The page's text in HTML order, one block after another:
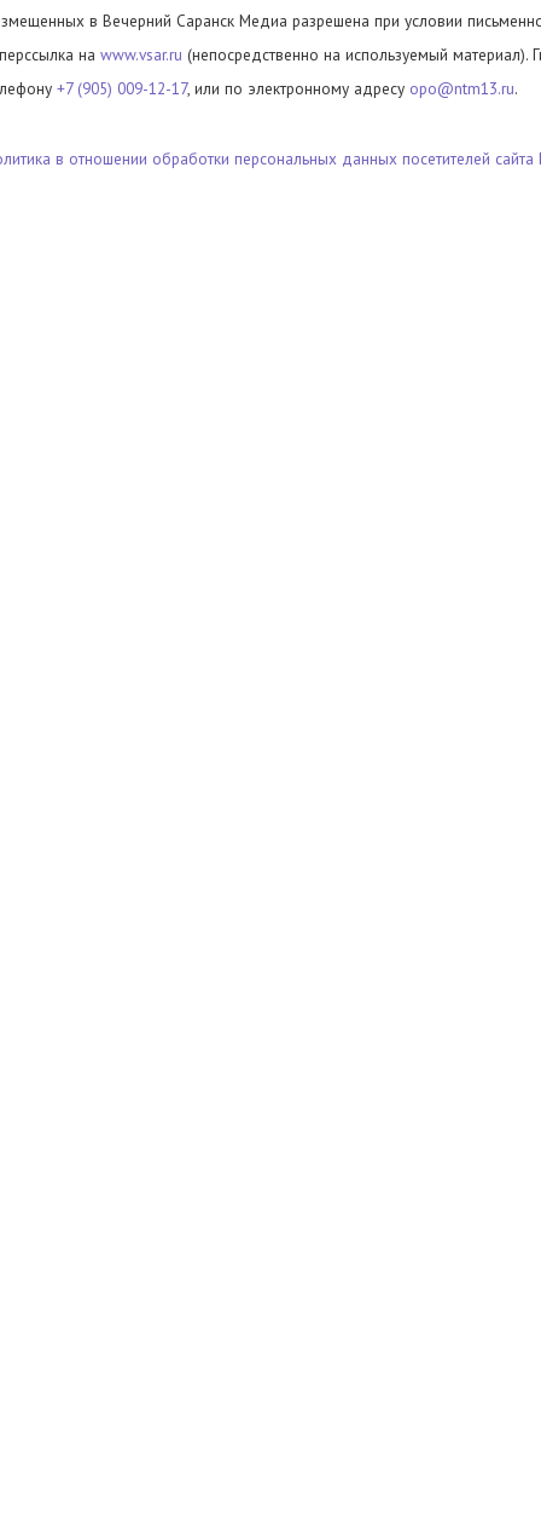
в Вечерний Саранск Медиа разрешена при условии
на www.vsar.ru (непосредственно на используемый материал).
+7 (905) 009-12-17, или по электронному адресу opo@ntm13.ru.
в отношении обработки персональных данных посетителей